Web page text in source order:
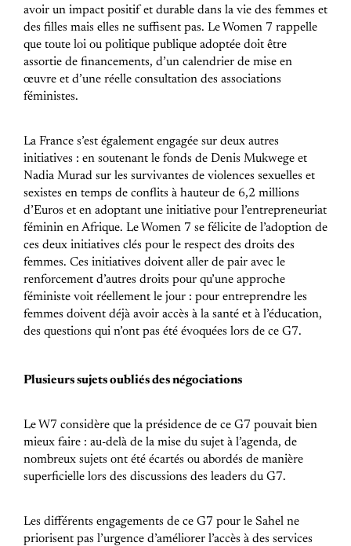
avoir un impact positif et durable dans la vie des femmes et
des filles mais elles ne suffisent pas. Le Women 7 rappelle
que toute loi ou politique publique adoptée doit être
assortie de financements, d’un calendrier de mise en
œuvre et d’une réelle consultation des associations
féministes.
La France s’est également engagée sur deux autres
initiatives : en soutenant le fonds de Denis Mukwege et
Nadia Murad sur les survivantes de violences sexuelles et
sexistes en temps de conflits à hauteur de 6,2 millions
d’Euros et en adoptant une initiative pour l’entrepreneuriat
féminin en Afrique. Le Women 7 se félicite de l’adoption de
ces deux initiatives clés pour le respect des droits des
femmes. Ces initiatives doivent aller de pair avec le
renforcement d’autres droits pour qu’une approche
féministe voit réellement le jour : pour entreprendre les
femmes doivent déjà avoir accès à la santé et à l’éducation,
des questions qui n’ont pas été évoquées lors de ce G7.
Plusieurs sujets oubliés des négociations
Le W7 considère que la présidence de ce G7 pouvait bien
mieux faire : au-delà de la mise du sujet à l’agenda, de
nombreux sujets ont été écartés ou abordés de manière
superficielle lors des discussions des leaders du G7.
Les différents engagements de ce G7 pour le Sahel ne
priorisent pas l’urgence d’améliorer l’accès à des services